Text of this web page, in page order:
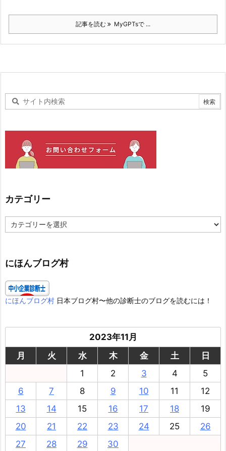
記事を読む MyGPTsで ...
カテゴリー
テ
ー
にほんブログ村
にほんブログ村 日本ブログ村〜他の診断士のブログを読むには！
2023年11月
月
火 水 木 金 土
日
1
2 3 4
5
6
7 8 9 10 11
12
13
14 15 16 17 18
19
20
21 22 23 24 25
26
27
28 29 30